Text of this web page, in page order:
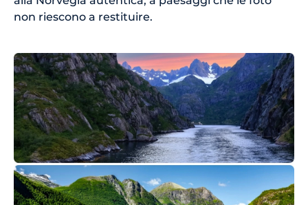
non riescono a restituire.